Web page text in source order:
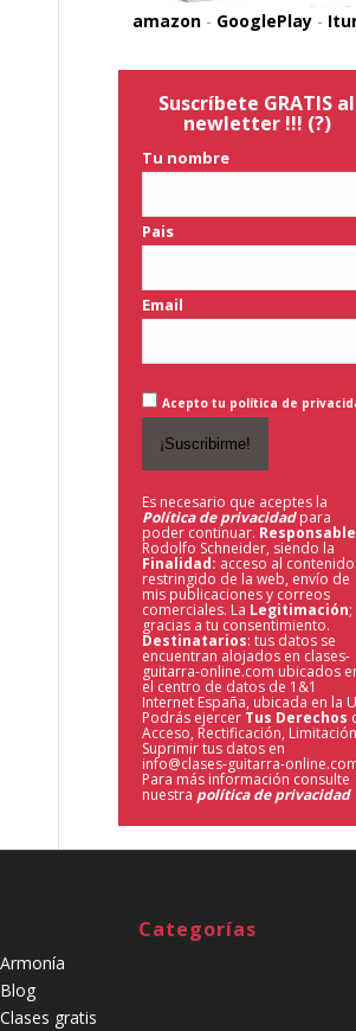
amazon- GooglePlay-
Suscríbete GRATIS al
newletter !!! (?)
Tu nombre
Pais
Email
Acepto tu política de
Es necesario que aceptes la
Política de privacidad para
poder continuar. Responsable
Rodolfo Schneider, siendo la
Finalidad: acceso al contenido
restringido de la web, envío de
mis publicaciones y correos
comerciales. La Legitimación
gracias a tu consentimiento.
Destinatarios: tus datos se
encuentran alojados en clases-
guitarra-online.com ubicados
el centro de datos de 1&1
Internet España, ubicada en la
Podrás ejercer Tus Derechos
Acceso, Rectificación,
Suprimir tus datos en
info@clases-guitarra-
Para más información consulte
nuestra política de privacidad
Categorías
Armonía
Blog
Clases gratis